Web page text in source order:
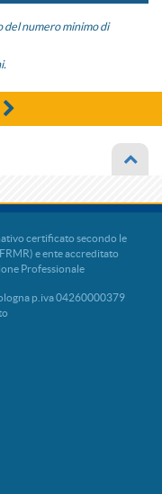
del numero minimo di
certificato secondo le
e ente accreditato
Professionale
p.iva 04260000379